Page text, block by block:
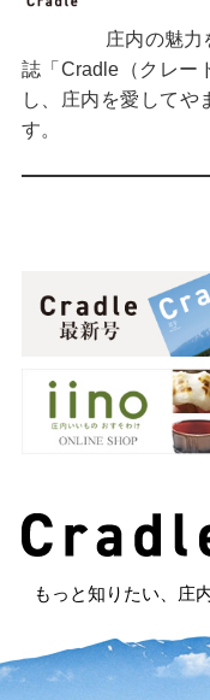
庄内の魅力
誌「Cradle（クレー
し、庄内を愛してや
す。
もっと知りたい、庄